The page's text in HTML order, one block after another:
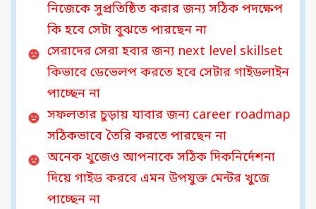
নিজেকে সুপ্রতিষ্ঠিত করার জন্য সঠিক পদক্ষেপ
কি হবে সেটা বুঝতে পারছেন না
সেরাদের সেরা হবার জন্য next level skillset
কিভাবে ডেভেলপ করতে হবে সেটার গাইডলাইন
পাচ্ছেন না
সফলতার চুড়ায় যাবার জন্য career roadmap
সঠিকভাবে তৈরি করতে পারছেন না
অনেক খুজেও আপনাকে সঠিক দিকনির্দেশনা
দিয়ে গাইড করবে এমন উপযুক্ত মেন্টর খুজে
পাচ্ছেন না